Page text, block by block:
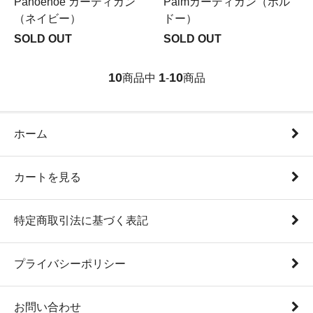
（ネイビー）
SOLD OUT
ドー）
SOLD OUT
10商品中 1-10商品
ホーム
カートを見る
特定商取引法に基づく表記
プライバシーポリシー
お問い合わせ